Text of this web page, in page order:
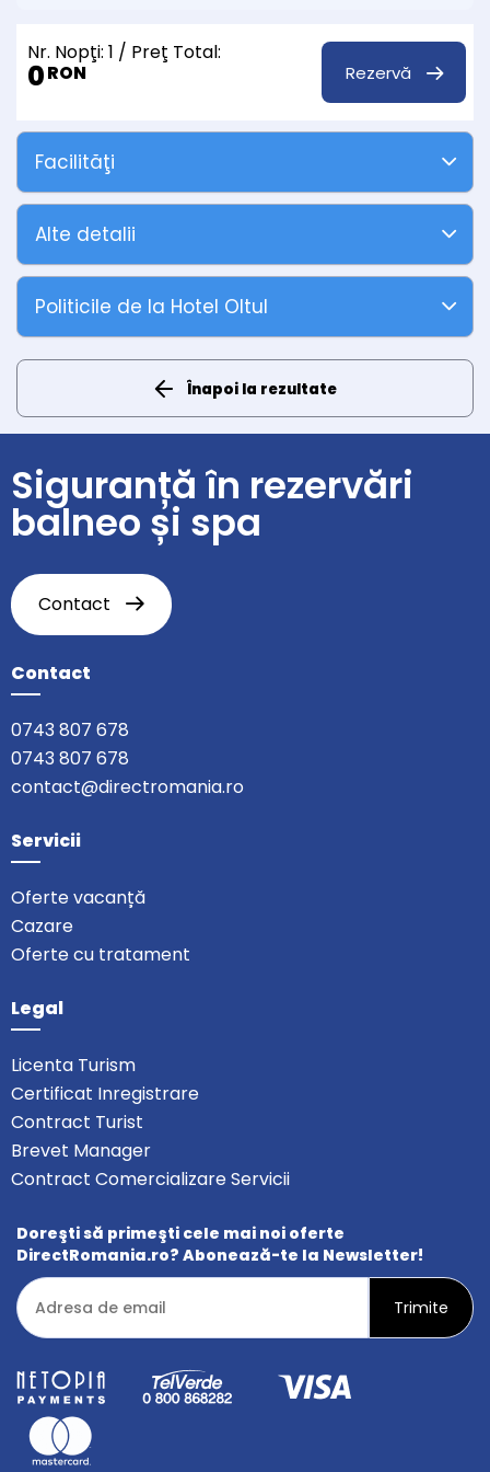
Nr. Nopţi: 1 / Preţ Total:
0RON Rezervă
Facilităţi
Alte detalii
Politicile de la Hotel Oltul
Înapoi la rezultate
Siguranță în rezervări
balneo și spa
Contact
Contact
0743 807 678
0743 807 678
contact@directromania.ro
Servicii
Oferte vacanță
Cazare
Oferte cu tratament
Legal
Licenta Turism
Certificat Inregistrare
Contract Turist
Brevet Manager
Contract Comercializare Servicii
Doreşti să primeşti cele mai noi oferte
DirectRomania.ro? Abonează-te la Newsletter!